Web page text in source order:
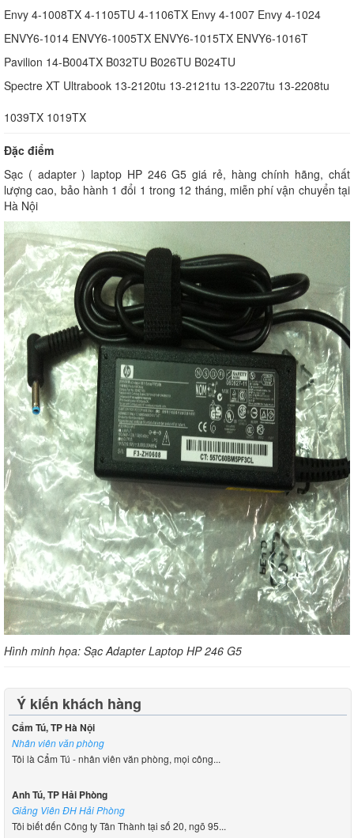
Envy 4-1008TX 4-1105TU 4-1106TX Envy 4-1007 Envy 4-1024
ENVY6-1014 ENVY6-1005TX ENVY6-1015TX ENVY6-1016T
Pavilion 14-B004TX B032TU B026TU B024TU
Spectre XT Ultrabook 13-2120tu 13-2121tu 13-2207tu 13-2208tu
1039TX 1019TX
Đặc điểm
Sạc ( adapter ) laptop HP 246 G5 giá rẻ, hàng chính hãng, chất
lượng cao, bảo hành 1 đổi 1 trong 12 tháng, miễn phí vận chuyển tại
Hà Nội
Hình minh họa: Sạc Adapter Laptop HP 246 G5
Ý kiến khách hàng
Cẩm Tú, TP Hà Nội
Nhân viên văn phòng
Tôi là Cẩm Tú - nhân viên văn phòng, mọi công...
Anh Tú, TP Hải Phòng
Giảng Viên ĐH Hải Phòng
Tôi biết đến Công ty Tân Thành tại số 20, ngõ 95...